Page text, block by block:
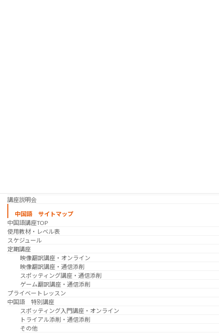
講座説明会
中国語 サイトマップ
中国語講座TOP
使用教材・レベル表
スケジュール
定期講座
映像翻訳講座・オンライン
映像翻訳講座・通信添削
スポッティング講座・通信添削
ゲーム翻訳講座・通信添削
プライベートレッスン
中国語 特別講座
スポッティング入門講座・オンライン
トライアル添削・通信添削
その他